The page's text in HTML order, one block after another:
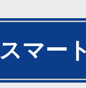
スマー